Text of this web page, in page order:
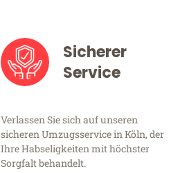
Sicherer
Service
Verlassen Sie sich auf unseren
sicheren Umzugsservice in Köln, der
Ihre Habseligkeiten mit höchster
Sorgfalt behandelt.